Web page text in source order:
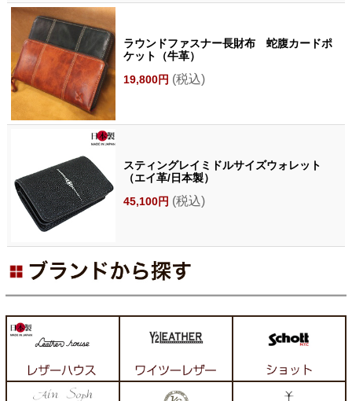
ラウンドファスナー長財布 蛇腹カードポ
ケット（牛革）
19,800円 (税込)
スティングレイミドルサイズウォレット
（エイ革/日本製）
45,100円 (税込)